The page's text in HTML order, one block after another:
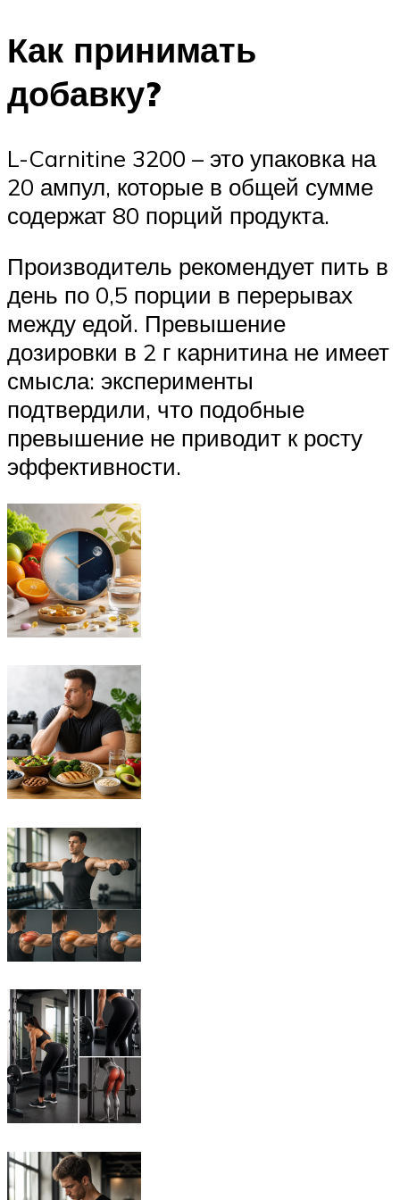
Как принимать
добавку?
L-Carnitine 3200 – это упаковка на
20 ампул, которые в общей сумме
содержат 80 порций продукта.
Производитель рекомендует пить в
день по 0,5 порции в перерывах
между едой. Превышение
дозировки в 2 г карнитина не имеет
смысла: эксперименты
подтвердили, что подобные
превышение не приводит к росту
эффективности.